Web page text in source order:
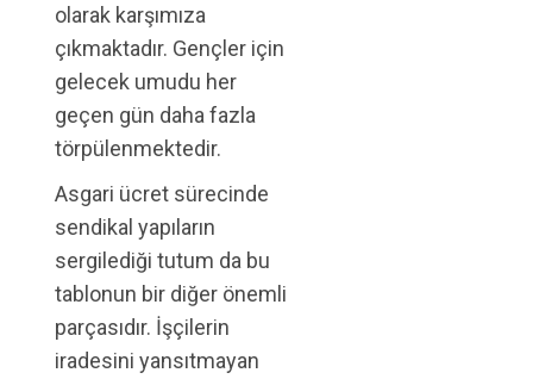
olarak karşımıza
çıkmaktadır. Gençler için
gelecek umudu her
geçen gün daha fazla
törpülenmektedir.
Asgari ücret sürecinde
sendikal yapıların
sergilediği tutum da bu
tablonun bir diğer önemli
parçasıdır. İşçilerin
iradesini yansıtmayan